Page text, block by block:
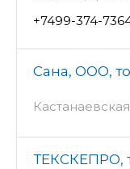
+7499-374-
Сана, ООО,
ТЕКСКЕПРО,